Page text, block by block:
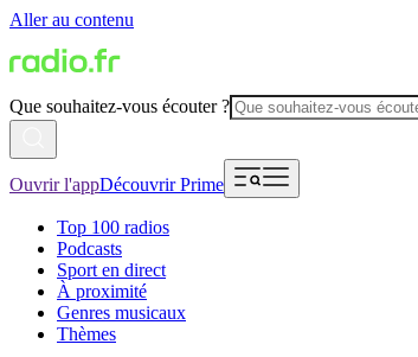
Aller au contenu
Que souhaitez-vous écouter ?
Ouvrir l'appDécouvrir Prime
Top 100 radios
Podcasts
Sport en direct
À proximité
Genres musicaux
Thèmes